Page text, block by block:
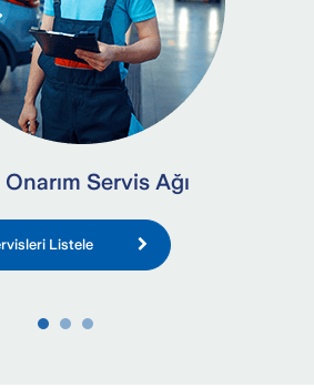
Servis Ağı
Listele